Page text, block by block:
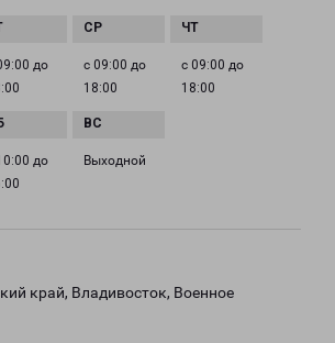
до
с 09:00 до
18:00
с 09:00 до
18:00
до
Выходной
край, Владивосток, Военное